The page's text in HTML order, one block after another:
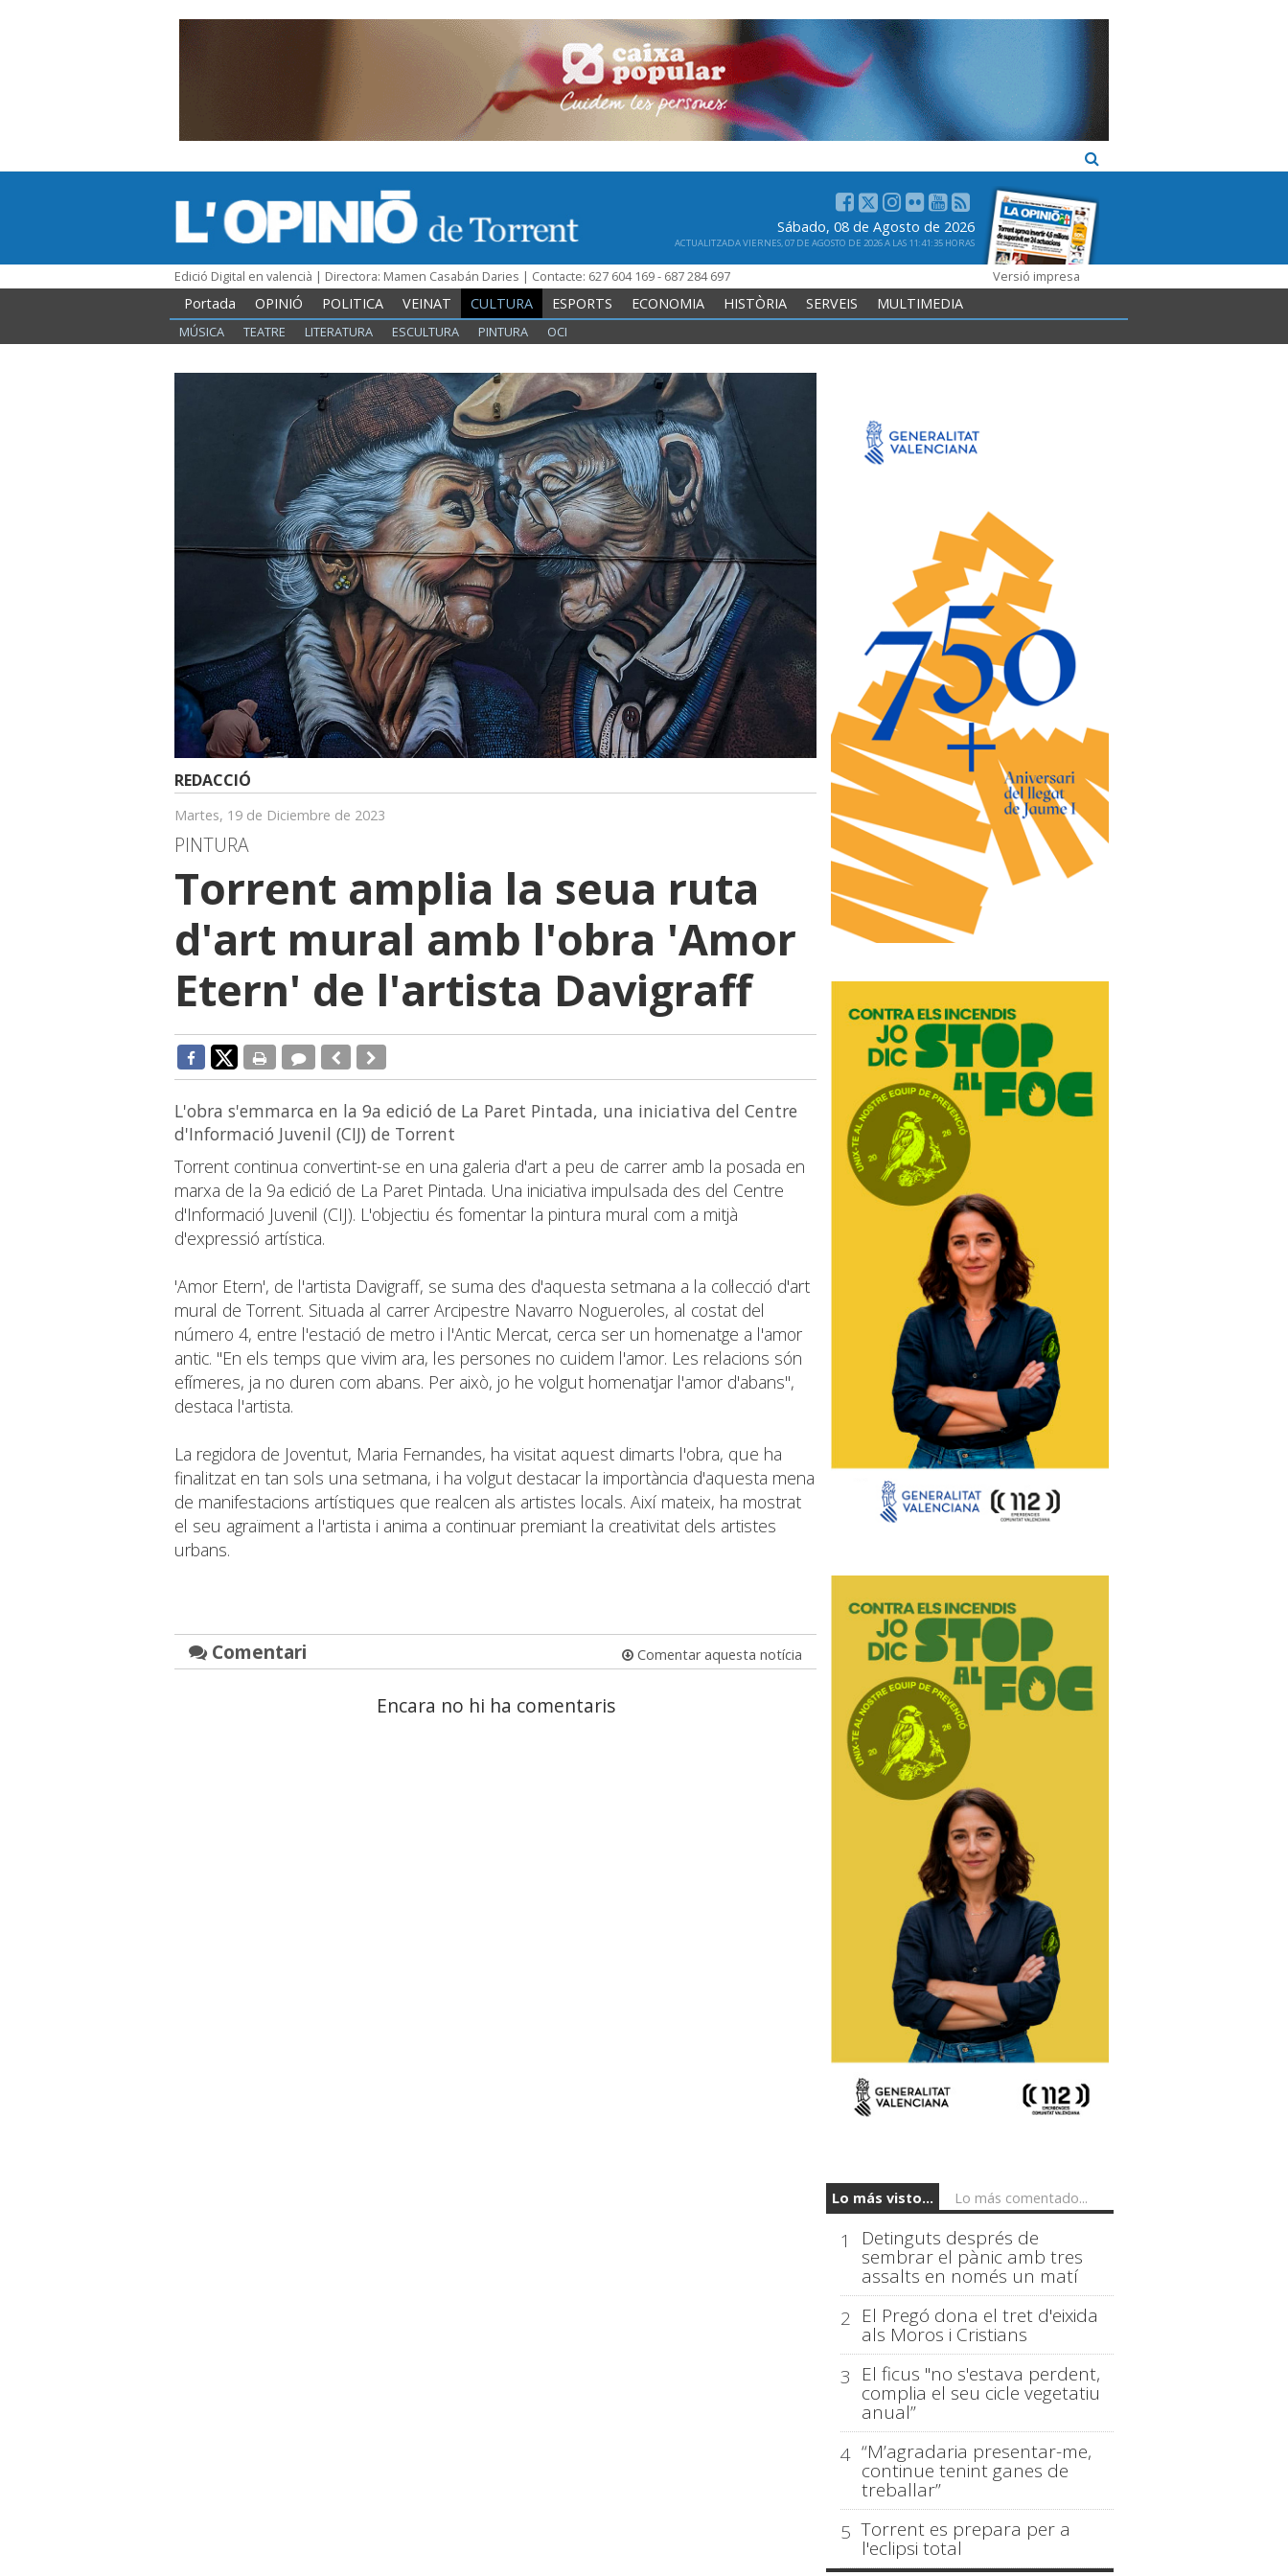
Sábado, 08 de Agosto de 2026
ACTUALITZADA VIERNES, 07 DE AGOSTO DE 2026 A LAS 11:41:35 HORAS
Edició Digital en valencià | Directora: Mamen Casabán Daries | Contacte: 627 604 169 - 687 284 697 Versió impresa
Portada OPINIÓ POLITICA VEINAT CULTURA ESPORTS ECONOMIA HISTÒRIA SERVEIS MULTIMEDIA
MÚSICA TEATRE LITERATURA ESCULTURA PINTURA OCI
REDACCIÓ
Martes, 19 de Diciembre de 2023
PINTURA
Torrent amplia la seua ruta
d'art mural amb l'obra 'Amor
Etern' de l'artista Davigraff
L'obra s'emmarca en la 9a edició de La Paret Pintada, una iniciativa del Centre
d'Informació Juvenil (CIJ) de Torrent
Torrent continua convertint-se en una galeria d'art a peu de carrer amb la posada en
marxa de la 9a edició de La Paret Pintada. Una iniciativa impulsada des del Centre
d'Informació Juvenil (CIJ). L'objectiu és fomentar la pintura mural com a mitjà
d'expressió artística.
'Amor Etern', de l'artista Davigraff, se suma des d'aquesta setmana a la col·lecció d'art
mural de Torrent. Situada al carrer Arcipestre Navarro Nogueroles, al costat del
número 4, entre l'estació de metro i l'Antic Mercat, cerca ser un homenatge a l'amor
antic. ''En els temps que vivim ara, les persones no cuidem l'amor. Les relacions són
efímeres, ja no duren com abans. Per això, jo he volgut homenatjar l'amor d'abans'',
destaca l'artista.
La regidora de Joventut, Maria Fernandes, ha visitat aquest dimarts l'obra, que ha
finalitzat en tan sols una setmana, i ha volgut destacar la importància d'aquesta mena
de manifestacions artístiques que realcen als artistes locals. Així mateix, ha mostrat
el seu agraïment a l'artista i anima a continuar premiant la creativitat dels artistes
urbans.
Comentari Comentar aquesta notícia
Encara no hi ha comentaris
Lo más visto... Lo más comentado...
1 Detinguts després de
sembrar el pànic amb tres
assalts en només un matí
2 El Pregó dona el tret d'eixida
als Moros i Cristians
3 El ficus "no s'estava perdent,
complia el seu cicle vegetatiu
anual”
4 “M’agradaria presentar-me,
continue tenint ganes de
treballar”
5 Torrent es prepara per a
l'eclipsi total